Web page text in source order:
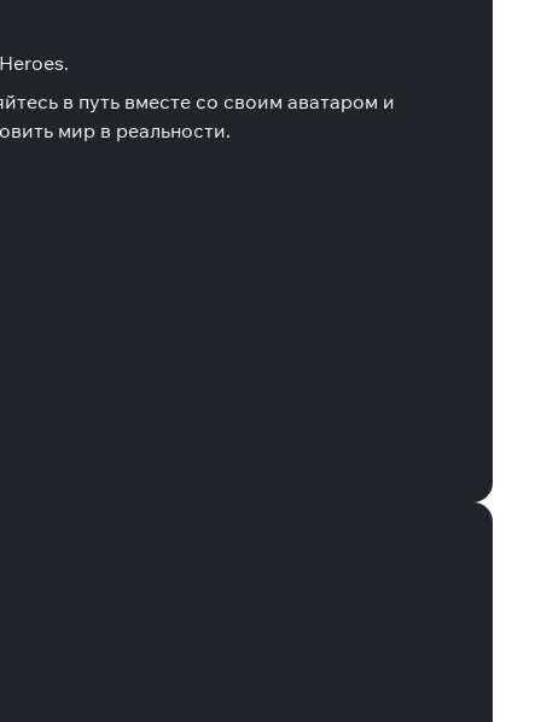
в путь вместе со своим аватаром и
мир в реальности.